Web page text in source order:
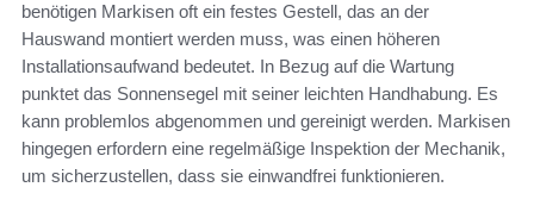
benötigen Markisen oft ein festes Gestell, das an der
Hauswand montiert werden muss, was einen höheren
Installationsaufwand bedeutet. In Bezug auf die Wartung
punktet das Sonnensegel mit seiner leichten Handhabung. Es
kann problemlos abgenommen und gereinigt werden. Markisen
hingegen erfordern eine regelmäßige Inspektion der Mechanik,
um sicherzustellen, dass sie einwandfrei funktionieren.